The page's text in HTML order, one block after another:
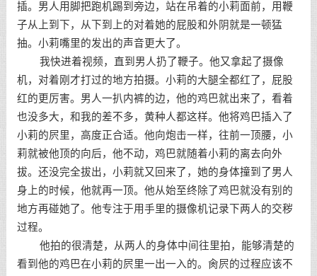
插。男人用脚把跑机踢到旁边，站在吊着的小莉面前，用鞭
子从上到下，从下到上的对着她的屁股和外阴就是一顿猛
抽。小莉嘴里的发出的声音更大了。
我快进着视频，直到男人扔了鞭子。他又拿起了摄像
机，对着刚才打过的地方拍摄。小莉的大腿全都红了，屁股
红的更厉害。男人一扒内裤的边，他的鸡巴就出来了，看着
也没多大，和我的差不多，黄种人都这样。他将鸡巴插入了
小莉的屄里，高度正合适。他向炮击一样，往前一顶腰，小
莉就被他顶的向后，他不动，鸡巴就随着小莉的离去向外
拔。还没完全拔出，小莉就又回来了，她的身体撞到了男人
身上的时候，他就再一顶。他从始至终除了鸡巴就没有别的
地方再碰她了。他专注于用手里的摄像机记录下两人的交秽
过程。
他拍的很清楚，从两人的身体中间往里拍，能够清楚的
看到他的鸡巴在小莉的屄里一出一入的。肏屄的过程应该不